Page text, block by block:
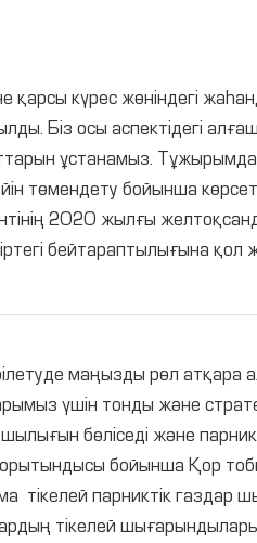
қарсы күрес жөніндегі
Біз осы аспектідегі
ұстанамыз.
төмендету бойынша
2020 жылғы
бейтараптылығына қол
маңызды рөл атқара
үшін тонды және
бөліседі және
бойынша Қор
тікелей парниктік газдар
тікелей